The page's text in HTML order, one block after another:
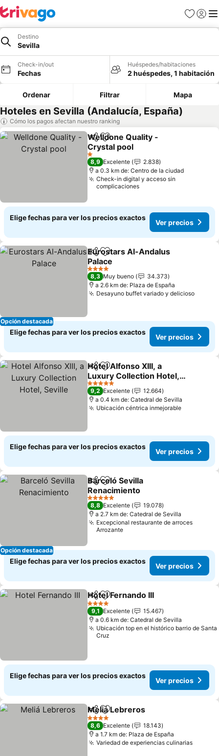
Favoritos
Iniciar
Destino
Sevilla
Check-in/out
Fechas
Huéspedes/habitaciones
2 huéspedes, 1 habitación
Ordenar Filtrar Mapa
Hoteles en Sevilla (Andalucía, España)
Cómo los pagos afectan nuestro ranking
CompartirAgregar a favoritos
Welldone Quality -
Crystal pool
Ver precios
1 Estrellas
8,9 Excelente
2.838
a 0.3 km de: Centro de la ciudad
Check-in digital y acceso sin
complicaciones
Elige fechas para ver los precios exactos
Ver precios
Opción destacada
CompartirAgregar a favoritos
Eurostars Al-Andalus
Palace
Ver precios
4 Estrellas
8,3 Muy bueno
34.373
a 2.6 km de: Plaza de España
Desayuno buffet variado y deliciosoVer
Elige fechas para ver los precios exactos
Ver precios
CompartirAgregar a favoritos
Hotel Alfonso XIII, a
Luxury Collection Hotel,
Seville
Ver precios
5 Estrellas
9,2 Excelente
12.664
a 0.4 km de: Catedral de Sevilla
Ubicación céntrica inmejorableVer
Elige fechas para ver los precios exactos
Ver precios
Opción destacada
CompartirAgregar a favoritos
Barceló Sevilla
Renacimiento
Ver precios
5 Estrellas
8,8 Excelente
19.078
a 2.7 km de: Catedral de Sevilla
Excepcional restaurante de arroces
Arrozante
Elige fechas para ver los precios exactos
Ver precios
CompartirAgregar a favoritos
Hotel Fernando III
4 Estrellas
9,1 Excelente
15.467
a 0.6 km de: Catedral de Sevilla
Ubicación top en el histórico barrio de Santa
Cruz
Elige fechas para ver los precios exactos
Ver precios
CompartirAgregar a favoritos
Meliá Lebreros
4 Estrellas
8,6 Excelente
18.143
a 1.7 km de: Plaza de España
Variedad de experiencias culinariasVer